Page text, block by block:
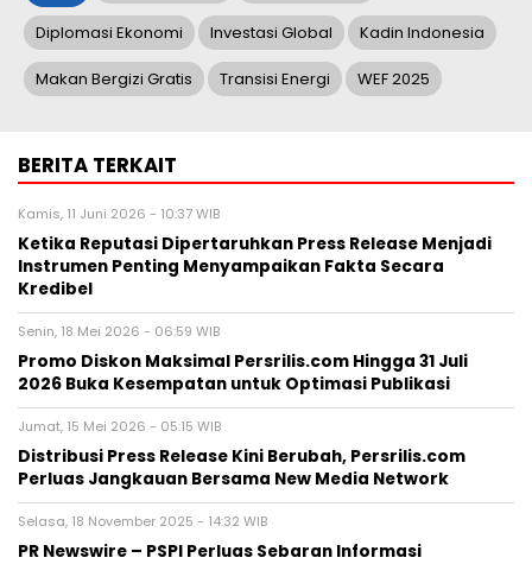
Diplomasi Ekonomi Investasi Global Kadin Indonesia
Makan Bergizi Gratis Transisi Energi WEF 2025
BERITA TERKAIT
Kamis, 11 Juni 2026 - 10:37 WIB
Ketika Reputasi Dipertaruhkan Press Release Menjadi
Instrumen Penting Menyampaikan Fakta Secara
Kredibel
Senin, 18 Mei 2026 - 06:59 WIB
Promo Diskon Maksimal Persrilis.com Hingga 31 Juli
2026 Buka Kesempatan untuk Optimasi Publikasi
Jumat, 15 Mei 2026 - 05:15 WIB
Distribusi Press Release Kini Berubah, Persrilis.com
Perluas Jangkauan Bersama New Media Network
Selasa, 18 November 2025 - 14:32 WIB
PR Newswire – PSPI Perluas Sebaran Informasi